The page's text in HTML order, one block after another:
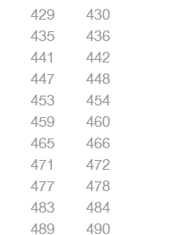
429
430
435
436
441
442
447
448
453
454
459
460
465
466
471
472
477
478
483
484
489
490